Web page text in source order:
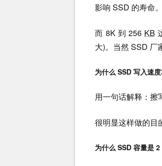
影响 SSD 的寿命。
而 8K 到 256 KB
大)。当然 SSD 厂
为什么 SSD 写入速
用一句话解释：擦
很明显这样做的目
为什么 SSD 容量是